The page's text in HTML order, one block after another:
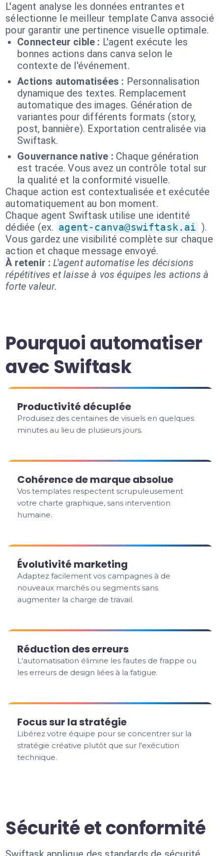
L'agent analyse les données entrantes et
sélectionne le meilleur template Canva associé
pour garantir une pertinence visuelle optimale.
Connecteur cible : L'agent exécute les
bonnes actions dans canva selon le
contexte de l'événement.
Actions automatisées : Personnalisation
dynamique des textes. Remplacement
automatique des images. Génération de
variantes pour différents formats (story,
post, bannière). Exportation centralisée via
Swiftask.
Gouvernance native : Chaque génération
est tracée. Vous avez un contrôle total sur
la qualité et la conformité visuelle.
Chaque action est contextualisée et exécutée
automatiquement au bon moment.
Chaque agent Swiftask utilise une identité
dédiée (ex. agent-canva@swiftask.ai ).
Vous gardez une visibilité complète sur chaque
action et chaque message envoyé.
À retenir : L'agent automatise les décisions
répétitives et laisse à vos équipes les actions à
forte valeur.
Pourquoi automatiser
avec Swiftask
Productivité décuplée
Produisez des centaines de visuels en quelques
minutes au lieu de plusieurs jours.
Cohérence de marque absolue
Vos templates respectent scrupuleusement
votre charte graphique, sans intervention
humaine.
Évolutivité marketing
Adaptez facilement vos campagnes à de
nouveaux marchés ou segments sans
augmenter la charge de travail.
Réduction des erreurs
L'automatisation élimine les fautes de frappe ou
les erreurs de design liées à la fatigue.
Focus sur la stratégie
Libérez votre équipe pour se concentrer sur la
stratégie créative plutôt que sur l'exécution
technique.
Sécurité et conformité